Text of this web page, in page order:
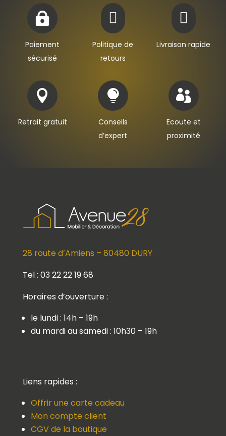

Paiement
sécurisé

Politique de
retours

Livraison rapide

Retrait gratuit

Conseils
d’expert

Ecoute et
proximité
28 route d’Amiens – 80480 DURY
Tel : 03 22 22 19 68
Horaires d’ouverture :
le lundi : 14h – 19h
du mardi au samedi : 10h30 – 19h
Liens rapides :
Offrir une carte cadeau
Mon compte client
CGV de la boutique